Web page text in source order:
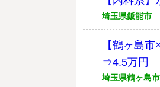
埼玉県飯能市
【鶴ヶ島
⇒4.5万円
埼玉県鶴ヶ島市